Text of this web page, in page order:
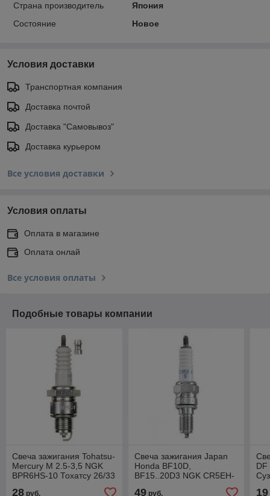
Страна производитель
Япония
Состояние
Новое
Условия доставки
Транспортная компания
Доставка почтой
Доставка "Самовывоз"
Доставка курьером
Все условия доставки
Условия оплаты
Оплата в магазине
Оплата онлай
Все условия оплаты
Подобные товары компании
Свеча зажигания Tohatsu-
Mercury M 2.5-3,5 NGK
BPR6HS-10 Тохатсу 26/33
28 руб.
Свеча зажигания Japan
Honda BF10D,
BF15..20D3 NGK CR5EH-
49руб.
DF
19